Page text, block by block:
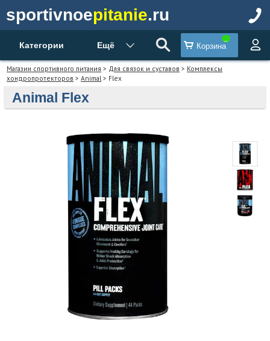
sportivnoepitanie.ru
Категории Ещё Корзина
Магазин спортивного питания > Для связок и суставов > Комплексы
хондропротекторов >Animal > Flex
Animal Flex